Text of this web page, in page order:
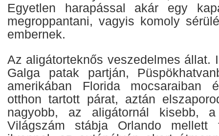
Egyetlen harapással akár egy
megroppantani, vagyis komoly
embernek.
Az aligátorteknős veszedelmes állat.
Galga patak partján,
amerikában Florida mocsaraiban
otthon tartott párat, aztán
nagyobb, az aligátornál kisebb,
Világszám stábja Orlando